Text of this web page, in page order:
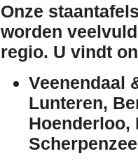
Onze
worden
regio. U vindt
Veenendaal
Lunteren,
Hoenderloo,